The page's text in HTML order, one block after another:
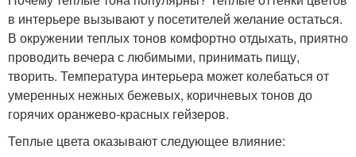
в интерьере вызывают у посетителей желание остаться.
В окружении теплых тонов комфортно отдыхать, приятно
проводить вечера с любимыми, принимать пищу,
творить. Температура интерьера может колебаться от
умеренных нежных бежевых, коричневых тонов до
горячих оранжево-красных гейзеров.
Теплые цвета оказывают следующее влияние: